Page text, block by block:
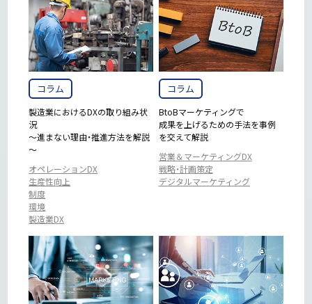
コラム
製造業におけるDXの取り組み状
況
～進まない理由・推進方法を解説
～
オペレーションDX
生産性向上
制度
環境
製造業DX
コラム
BtoBマーケティングで
成果を上げるための手法を事例
を交えて解説
営業＆マーケティングDX
戦略・計画策定
デジタルマーケティング